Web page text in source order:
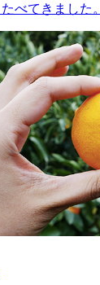
べてきました。